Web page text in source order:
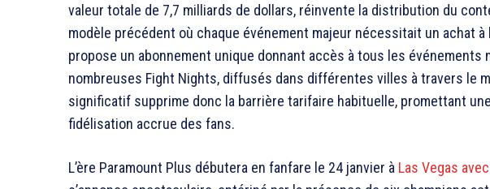
valeur totale de 7,7 milliards de dollars, réinvente la distribution du
modèle précédent où chaque événement majeur nécessitait un achat
propose un abonnement unique donnant accès à tous les événements
nombreuses Fight Nights, diffusés dans différentes villes à travers le
significatif supprime donc la barrière tarifaire habituelle, promettant
fidélisation accrue des fans.
L’ère Paramount Plus débutera en fanfare le 24 janvier à Las Vegas avec